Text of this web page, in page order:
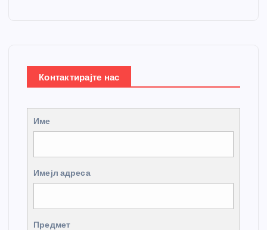
Контактирајте нас
Име
Имејл адреса
Предмет